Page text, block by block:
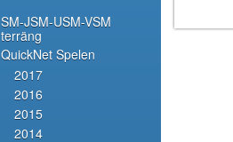
SM-JSM-USM-VSM
terräng
QuickNet Spelen
2017
2016
2015
2014